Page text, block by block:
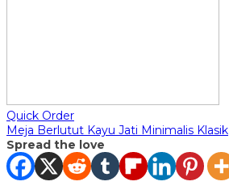
Quick Order
Meja Berlutut Kayu Jati Minimalis Klasik
Spread the love